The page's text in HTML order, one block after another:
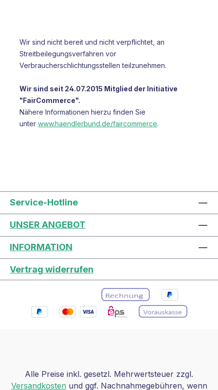
Wir sind nicht bereit und nicht verpflichtet, an
Streitbeilegungsverfahren vor
Verbraucherschlichtungsstellen teilzunehmen.
Wir sind seit 24.07.2015 Mitglied der Initiative
"FairCommerce".
Nähere Informationen hierzu finden Sie
unter www.haendlerbund.de/faircommerce.
Service-Hotline
UNSER ANGEBOT
INFORMATION
Vertrag widerrufen
Alle Preise inkl. gesetzl. Mehrwertsteuer zzgl.
Versandkostenund ggf. Nachnahmegebühren, wenn